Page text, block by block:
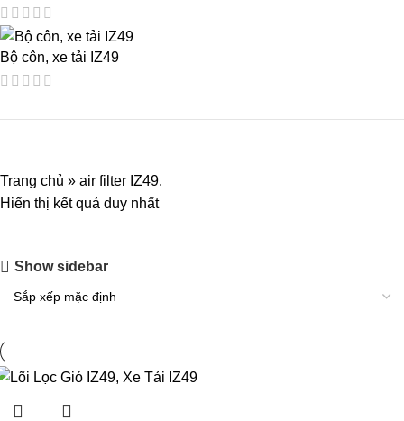
Bộ côn, xe tải IZ49
Trang chủ » air filter IZ49.
Hiển thị kết quả duy nhất
Show sidebar